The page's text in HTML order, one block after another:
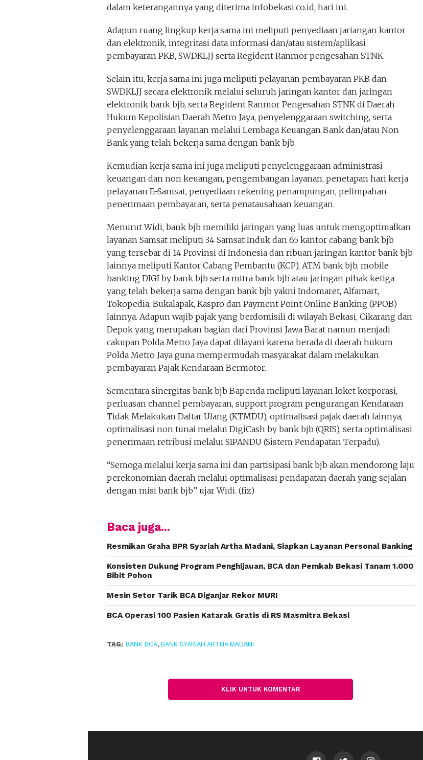
dalam keterangannya yang diterima infobekasi.co.id, hari ini.
Adapun ruang lingkup kerja sama ini meliputi penyediaan jariangan kantor
dan elektronik, integritasi data informasi dan/atau sistem/aplikasi
pembayaran PKB, SWDKLJJ serta Regident Ranmor pengesahan STNK.
Selain itu, kerja sama ini juga meliputi pelayanan pembayaran PKB dan
SWDKLJJ secara elektronik melalui seluruh jaringan kantor dan jaringan
elektronik bank bjb, serta Regident Ranmor Pengesahan STNK di Daerah
Hukum Kepolisian Daerah Metro Jaya, penyelenggaraan switching, serta
penyelenggaraan layanan melalui Lembaga Keuangan Bank dan/atau Non
Bank yang telah bekerja sama dengan bank bjb.
Kemudian kerja sama ini juga meliputi penyelenggaraan administrasi
keuangan dan non keuangan, pengembangan layanan, penetapan hari kerja
pelayanan E-Samsat, penyediaan rekening penampungan, pelimpahan
penerimaan pembayaran, serta penatausahaan keuangan.
Menurut Widi, bank bjb memiliki jaringan yang luas untuk mengoptimalkan
layanan Samsat meliputi 34 Samsat Induk dan 65 kantor cabang bank bjb
yang tersebar di 14 Provinsi di Indonesia dan ribuan jaringan kantor bank bjb
lainnya meliputi Kantor Cabang Pembantu (KCP), ATM bank bjb, mobile
banking DIGI by bank bjb serta mitra bank bjb atau jaringan pihak ketiga
yang telah bekerja sama dengan bank bjb yakni Indomaret, Alfamart,
Tokopedia, Bukalapak, Kaspro dan Payment Point Online Banking (PPOB)
lainnya. Adapun wajib pajak yang berdomisili di wilayah Bekasi, Cikarang dan
Depok yang merupakan bagian dari Provinsi Jawa Barat namun menjadi
cakupan Polda Metro Jaya dapat dilayani karena berada di daerah hukum
Polda Metro Jaya guna mempermudah masyarakat dalam melakukan
pembayaran Pajak Kendaraan Bermotor.
Sementara sinergitas bank bjb Bapenda meliputi layanan loket korporasi,
perluasan channel pembayaran, support program pengurangan Kendaraan
Tidak Melakukan Daftar Ulang (KTMDU), optimalisasi pajak daerah lainnya,
optimalisasi non tunai melalui DigiCash by bank bjb (QRIS), serta optimalisasi
penerimaan retribusi melalui SIPANDU (Sistem Pendapatan Terpadu).
“Semoga melalui kerja sama ini dan partisipasi bank bjb akan mendorong laju
perekonomian daerah melalui optimalisasi pendapatan daerah yang sejalan
dengan misi bank bjb” ujar Widi. (fiz)
Baca juga...
Resmikan Graha BPR Syariah Artha Madani, Siapkan Layanan Personal Banking
Konsisten Dukung Program Penghijauan, BCA dan Pemkab Bekasi Tanam 1.000
Bibit Pohon
Mesin Setor Tarik BCA Diganjar Rekor MURI
BCA Operasi 100 Pasien Katarak Gratis di RS Masmitra Bekasi
TAG: BANK BCA, BANK SYARIAH ARTHA MADANI
KLIK UNTUK KOMENTAR